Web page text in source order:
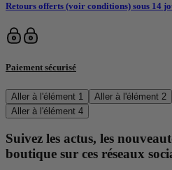
Retours offerts (voir conditions) sous 14
Paiement sécurisé
Aller à l'élément 1 Aller à l'élément 2
Aller à l'élément 4
Suivez les actus, les
boutique sur ces réseaux